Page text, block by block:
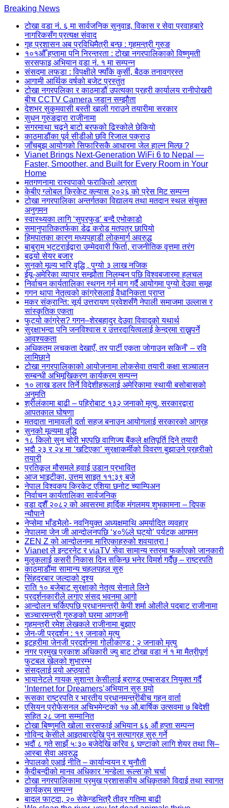
Skip
content
(Press
Enter)
Breaking News
टोखा वडा नं. ६ मा सार्वजनिक सुनुवाइ, विकास र सेवा प्रवाहबारे
नागरिकसँग प्रत्यक्ष संवाद
गृह प्रशासन अब प्रविधिमैत्री बन्छ : गृहमन्त्री गुरुङ
१०१औँ हप्तामा पनि निरन्तरता : टोखा नगरपालिकाको विष्णुमती
सरसफाइ अभियान वडा नं. १ मा सम्पन्न
संसद्‌मा लफडा : विपक्षीले फ्याँके कुर्सी, बैठक तनावग्रस्त
आगामी आर्थिक वर्षको बजेट प्रस्तुत
टोखा नगरपलिका र काठमाडौं उपत्यका प्रहरी कार्यालय रानीपोखरी
बीच CCTV Camera जडान सम्झौता
देशभर सुकुमवासी बस्ती खाली गराउने तयारीमा सरकार
सुधन गुरुङद्वारा राजीनामा
सगरमाथा चढ्ने बाटो बरफको ढिस्कोले छेकियो
काठमाडौंका पूर्व सीडीओ छवि रिजाल पक्राउ
जाँचबुझ आयोगको सिफारिसकै आधारमा जेल हाल्न मिल्छ ?
Vianet Brings Next-Generation WiFi 6 to Nepal —
Faster, Smoother, and Built for Every Room in Your
Home
मतगणनामा रास्वपाको फराकिलो अग्रता
केबीए ग्लोबल क्रिकेट क्ल्यास २०२६ को प्रेस मिट सम्पन्न
टोखा नगरपालिका अन्तर्गतका विद्यालय तथा मतदान स्थल संयुक्त
अनुगमन
स्वास्थ्यका लागि ‘सुपरफुड’ बन्दै एभोकाडो
समानुपातिकतर्फका डेढ करोड मतपत्र छापियो
हिमपातका कारण मध्यपहाडी लोकमार्ग अवरुद्ध
बाबुराम भट्टराईद्वारा उम्मेदवारी फिर्ता, राजनीतिक वृत्तमा तरंग
बढ्यो सेयर बजार
सुनको मूल्य भारि वृद्धि , पुग्यो ३ लाख नजिक
ईयू-अमेरिका व्यापार सम्झौता निलम्बन पछि विश्वबजारमा हलचल
निर्वाचन कार्यतालिका स्थगन गर्न माग गर्दै आयोगमा पुग्यो देउवा समूह
गगन थापा नेतृत्वको कांग्रेसलाई वैधानिकता प्राप्त
मकर संक्रान्ति: सूर्य उत्तरायण प्रवेशसँगै नेपाली समाजमा उल्लास र
सांस्कृतिक एकता
फुट्यो कांग्रेस? गगन–शेरबहादुर देउवा विवादको यथार्थ
सुरक्षाभन्दा पनि जनविश्वास र उत्तरदायित्वलाई केन्द्रमा राख्नुपर्ने
आवश्यकता
अधिकतम लचकता देखाएँ, तर पार्टी एकता जोगाउन सकिनँ’ – रवि
लामिछाने
टोखा नगरपालिकाको आयोजनामा लोकसेवा तयारी कक्षा सञ्चालन
सम्बन्धी अभिमूखिकरण कार्यक्रम सम्पन्न
१० लाख डलर तिर्ने विदेशीहरूलाई अमेरिकामा स्थायी बसोबासको
अनुमति
श्रीलंकामा बाढी – पहिरोबाट १३२ जनाको मृत्यु, सरकारद्वारा
आपतकाल घोषणा
मतदाता नामावली दर्ता सहज बनाउन आयोगलाई सरकारको आग्रह
सुनको मूल्यमा वृद्धि
१८ किलो सुन चोरी भएपछि वाणिज्य बैंकले क्षतिपूर्ति दिने तयारी
भदौ २३ र २४ मा ‘खटिएका’ सुरक्षाकर्मीको विवरण बुझाउने प्रहरीको
तयारी
प्रतिकूल मौसमले हवाई उडान प्रभावित
आज भाइटीका, उत्तम साइत ११:३९ बजे
नेपाल विश्वकप क्रिकेट एशिया छनोट च्याम्पिअन
निर्वाचन कार्यतालिका सार्वजनिक
वडा दशैँ २०८२ को अवसरमा हार्दिक मंगलमय शुभकामना – दिपक
न्यौपाने
नेप्सेमा भाँडभैलो- नवनियुक्त अध्यक्षमाथि अमर्यादित व्यवहार
नेपालमा जेन जी आन्दोलनपछि ‘४०%ले घट्यो’ पर्यटक आगमन
ZEN Z को आन्दोलनमा मारिएकाहरुको शवयात्रा !
Vianet ले इन्टरनेट र viaTV सेवा सामान्य स्तरमा फर्काएको जानकारी
मुलुकलाई कसरी निकास दिन सकिन्छ भनेर विमर्श गर्दैछु – राष्ट्रपति
काठमाडौंमा सामान्य चहलपहल सुरु
सिंहदरबार जल्दाको दृश्य
राति १० बजेबाट सुरक्षाको नेतृत्व सेनाले लिने
प्रदर्शनकारीले लगाए संसद् भवनमा आगो
आन्दोलन चर्किएपछि प्रधानमन्त्री केपी शर्मा ओलीले पदबाट ‍राजीनामा
सञ्चारमन्त्री गुरुङको घरमा आगजनी
गृहमन्त्री रमेश लेखकले राजीनामा बुझाए
जेन-जी प्रदर्शन : १९ जनाको मृत्यु
इटहरीमा जेनजी प्रदर्शनमा गोलीकाण्ड : २ जनाको मृत्यु
नगर प्रमुख प्रकाश अधिकारी ज्यु बाट टोखा वडा नं १ मा मैत्रीपूर्ण
फुटबल खेलको शुभारम्भ
संसद्लाई पर्‍यो अप्ठ्यारो
भायानेटले गायक सुशान्त केसीलाई ब्राण्ड एम्बासडर नियुक्त गर्दै
‘Internet for Dreamers’अभियान सुरु गर्‍यो
रूसका राष्ट्रपति र भारतीय प्रधानमन्त्रीबीच गहन वार्ता
एसियन प्रोफेसनल अचिभमेन्टको १७ औ.बार्षिक उत्सवमा ७ बिदेशी
सहित २८ जना सम्मानित
टोखा बिष्णुमति खोला सरसफाई अभियान ६६ औं हप्ता सम्पन्न
गोविन्द केसीले आइतबारदेखि पुन सत्याग्रह सुरु गर्ने
भदौं ८ गते साझँ ५ः३० बजेदेखि करिव ६ घण्टाको लागि शेयर तथा सि–
आस्बा सेवा अवरुद्ध
नेपालको एआई नीति – कार्यान्वयन र चुनौती
कैदीबन्दीको मानव अधिकार ‘मन्डेला रूल्स’को चर्चा
टोखा नगरपालिकामा प्रमुख प्रशासकीय अधिकृतको विदाई तथा स्वागत
कार्यक्रम सम्पन्न
बादल फाट्दा, २० सेकेन्डभित्रै तीव्र गतिमा बाढी